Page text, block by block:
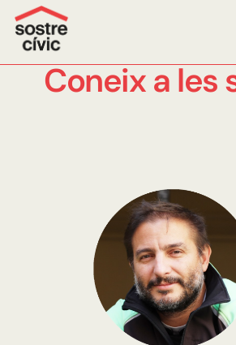
Coneix a les